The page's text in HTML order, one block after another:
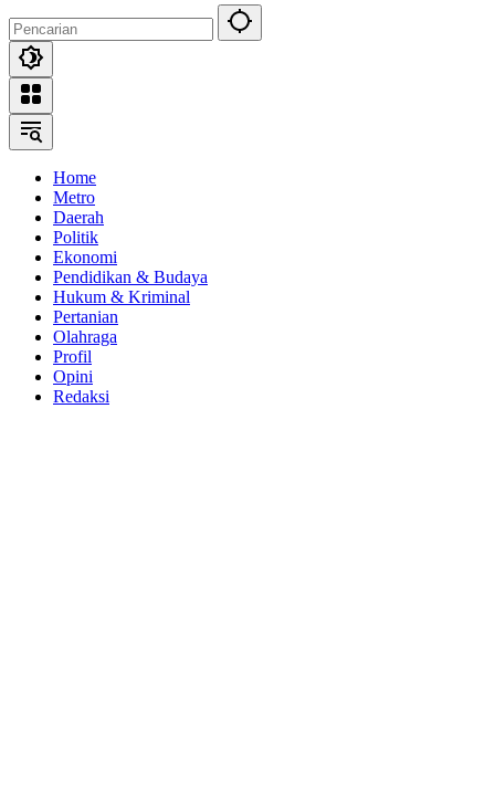
Home
Metro
Daerah
Politik
Ekonomi
Pendidikan & Budaya
Hukum & Kriminal
Pertanian
Olahraga
Profil
Opini
Redaksi